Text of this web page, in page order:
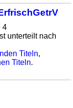
4
unterteilt nach
Titeln,
Titeln.